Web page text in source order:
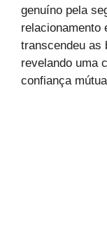
genuíno pela
relacionamento
transcendeu as
revelando uma
confiança